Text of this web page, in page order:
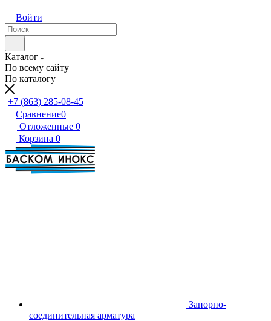
Войти
Каталог
По всему сайту
По каталогу
+7 (863) 285-08-45
Сравнение0
Отложенные 0
Корзина 0
Запорно-
соединительная арматура